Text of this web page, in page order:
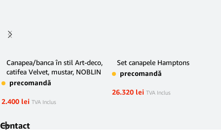
Canapea/banca în stil Art-deco,
catifea Velvet, mustar, NOBLIN
precomandă
2.400 lei TVA Inclus
Set canapele Hamptons
precomandă
26.320 lei TVA Inclus
Contact